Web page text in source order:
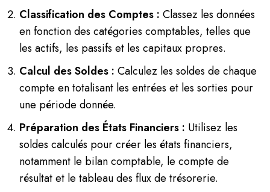
Classification des Comptes : Classez les données
en fonction des catégories comptables, telles que
les actifs, les passifs et les capitaux propres.
Calcul des Soldes : Calculez les soldes de chaque
compte en totalisant les entrées et les sorties pour
une période donnée.
Préparation des États Financiers : Utilisez les
soldes calculés pour créer les états financiers,
notamment le bilan comptable, le compte de
résultat et le tableau des flux de trésorerie.